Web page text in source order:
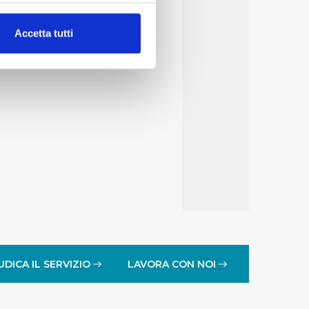
(impronte
Accetta tutti
IL SERVIZIO LAVORA CON NOI